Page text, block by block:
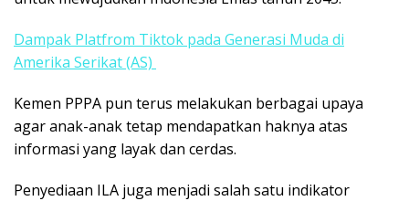
Dampak Platfrom Tiktok pada Generasi Muda di
Amerika Serikat (AS)
Kemen PPPA pun terus melakukan berbagai upaya
agar anak-anak tetap mendapatkan haknya atas
informasi yang layak dan cerdas.
Penyediaan ILA juga menjadi salah satu indikator